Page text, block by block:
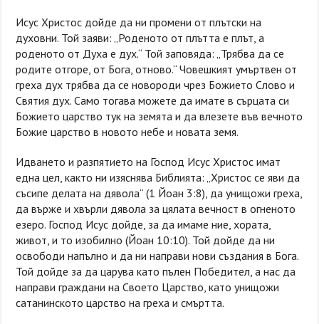
Исус Христос дойде да ни промени от плътски на
духовни. Той заяви: „Роденото от плътта е плът, а
роденото от Духа е дух.“ Той заповяда: „Трябва да се
родите отгоре, от Бога, отново.“ Човешкият умъртвен от
греха дух трябва да се новороди чрез Божието Слово и
Святия дух. Само тогава можете да имате в сърцата си
Божието царство тук на земята и да влезете във вечното
Божие царство в новото небе и новата земя.
Идването и разпятието на Господ Исус Христос имат
една цел, както ни изяснява Библията: „Христос се яви да
съсипе делата на дявола“ (1 Йоан 3:8), да унищожи греха,
да върже и хвърли дявола за цялата вечност в огненото
езеро. Господ Исус дойде, за да имаме ние, хората,
живот, и то изобилно (Йоан 10:10). Той дойде да ни
освободи напълно и да ни направи нови създания в Бога.
Той дойде за да царува като пълен Победител, а нас да
направи граждани на Своето Царство, като унищожи
сатанинското царство на греха и смъртта.